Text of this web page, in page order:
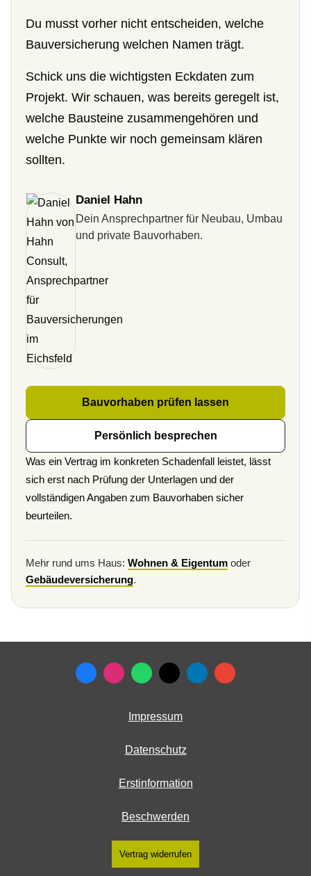
Du musst vorher nicht entscheiden, welche
Bauversicherung welchen Namen trägt.
Schick uns die wichtigsten Eckdaten zum
Projekt. Wir schauen, was bereits geregelt ist,
welche Bausteine zusammengehören und
welche Punkte wir noch gemeinsam klären
sollten.
Daniel Hahn
Dein Ansprechpartner für Neubau, Umbau
und private Bauvorhaben.
Bauvorhaben prüfen lassen
Persönlich besprechen
Was ein Vertrag im konkreten Schadenfall leistet, lässt
sich erst nach Prüfung der Unterlagen und der
vollständigen Angaben zum Bauvorhaben sicher
beurteilen.
Mehr rund ums Haus: Wohnen & Eigentum oder
Gebäudeversicherung.
Impressum
Datenschutz
Erstinformation
Beschwerden
Vertrag widerrufen